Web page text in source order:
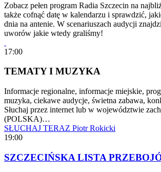
Zobacz pełen program Radia Szczecin na
także cofnąć datę w kalendarzu i sprawdzić,
dnia na antenie. W scenariuszach audycji
uworów jakie wtedy graliśmy!
17:00
TEMATY I MUZYKA
Informacje regionalne, informacje miejskie,
muzyka, ciekawe audycje, świetna zabawa,
Słuchaj przez internet lub w województwie
(POLSKA)…
SŁUCHAJ TERAZ Piotr Rokicki
19:00
SZCZECIŃSKA LISTA